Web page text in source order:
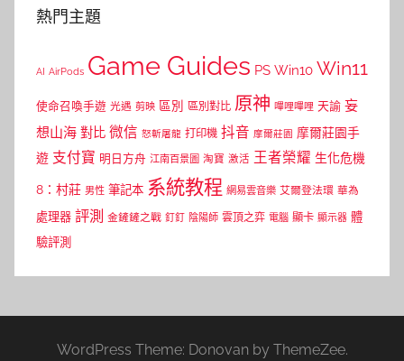
熱門主題
AI AirPods Game Guides PS Win10 Win11
使命召喚手遊 光遇 剪映 區別 區別對比 原神 嗶哩嗶哩 天諭 妄
想山海 對比 微信 怒斬屠龍 打印機 抖音 摩爾莊園 摩爾莊園手
遊 支付寶 明日方舟 江南百景圖 淘寶 激活 王者榮耀 生化危機
8：村莊 男性 筆記本 系統教程 網易雲音樂 艾爾登法環 華為
處理器 評測 金鏟鏟之戰 釘釘 陰陽師 雲頂之弈 電腦 顯卡 顯示器 體
驗評測
WordPress Theme: Donovan by ThemeZee.